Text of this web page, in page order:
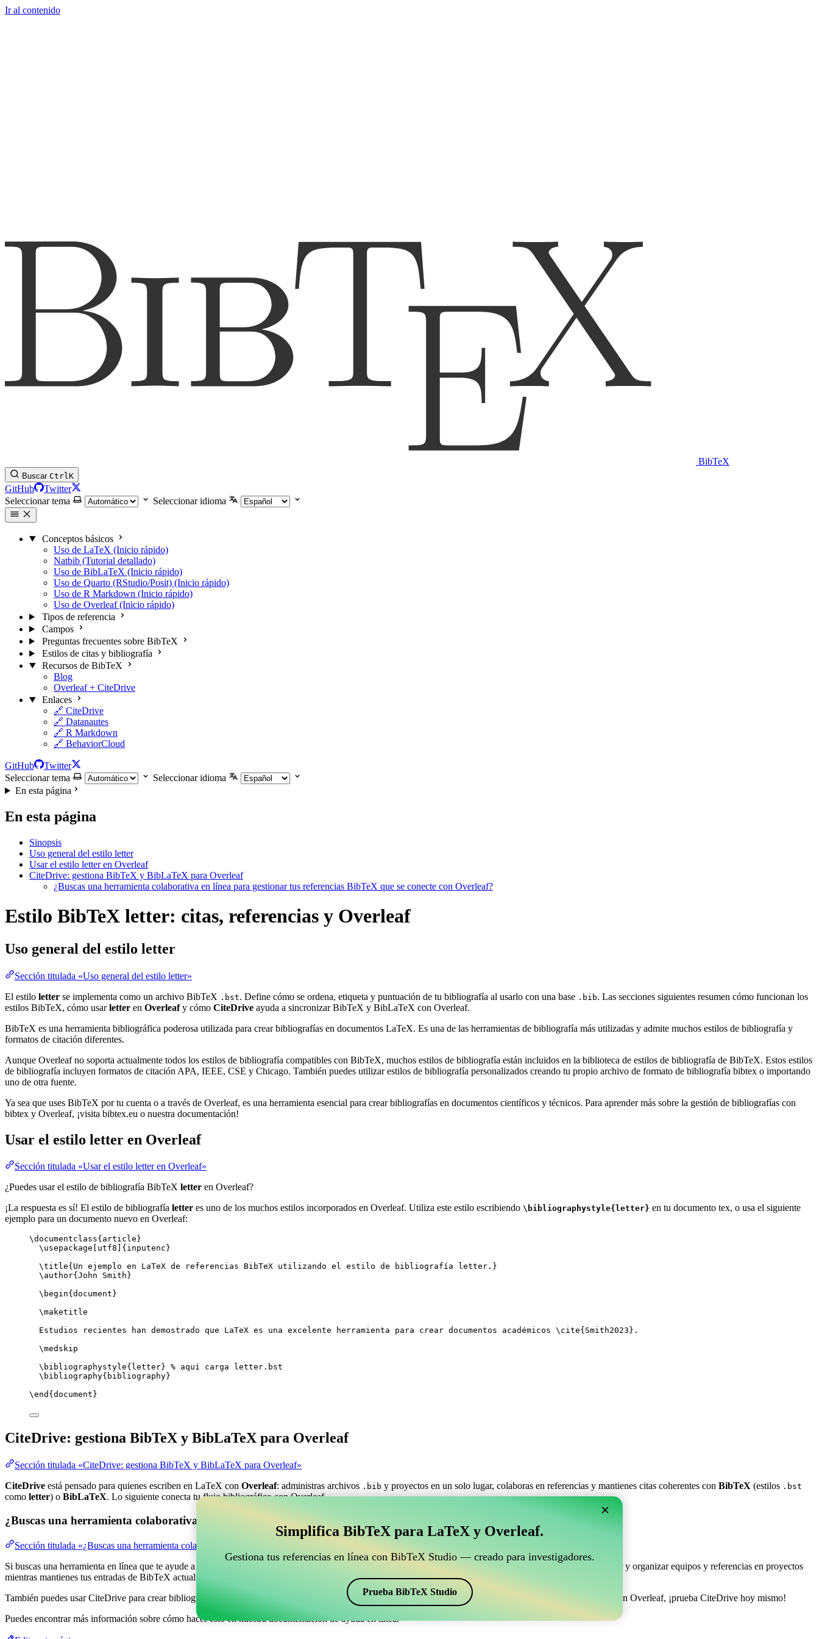
Ir al contenido
BibTeX
Buscar CtrlK
GitHub
Twitter
Seleccionar tema
Seleccionar idioma
Conceptos básicos
Uso de LaTeX (Inicio rápido)
Natbib (Tutorial detallado)
Uso de BibLaTeX (Inicio rápido)
Uso de Quarto (RStudio/Posit) (Inicio rápido)
Uso de R Markdown (Inicio rápido)
Uso de Overleaf (Inicio rápido)
Tipos de referencia
Campos
Preguntas frecuentes sobre BibTeX
Estilos de citas y bibliografía
Recursos de BibTeX
Blog
Overleaf + CiteDrive
Enlaces
🔗 CiteDrive
🔗 Datanautes
🔗 R Markdown
🔗 BehaviorCloud
GitHub
Twitter
Seleccionar tema
Seleccionar idioma
En esta página
En esta página
Sinopsis
Uso general del estilo letter
Usar el estilo letter en Overleaf
CiteDrive: gestiona BibTeX y BibLaTeX para Overleaf
¿Buscas una herramienta colaborativa en línea para gestionar tus referencias BibTeX que se conecte con Overleaf?
Estilo BibTeX letter: citas, referencias y Overleaf
Uso general del estilo letter
Sección titulada «Uso general del estilo letter»
El estilo letter se implementa como un archivo BibTeX .bst. Define cómo se ordena, etiqueta y puntuación de tu bibliografía al usarlo con una base .bib. Las secciones siguientes resumen cómo funcionan los
estilos BibTeX, cómo usarletter en Overleafy cómo CiteDrive ayuda a sincronizar BibTeX y BibLaTeX con Overleaf.
BibTeX es una herramienta bibliográfica poderosa utilizada para crear bibliografías en documentos LaTeX. Es una de las herramientas de bibliografía más utilizadas y admite muchos estilos de bibliografía y
formatos de citación diferentes.
Aunque Overleaf no soporta actualmente todos los estilos de bibliografía compatibles con BibTeX, muchos estilos de bibliografía están incluidos en la biblioteca de estilos de bibliografía de BibTeX. Estos estilos
de bibliografía incluyen formatos de citación APA, IEEE, CSE y Chicago. También puedes utilizar estilos de bibliografía personalizados creando tu propio archivo de formato de bibliografía bibtex o importando
uno de otra fuente.
Ya sea que uses BibTeX por tu cuenta o a través de Overleaf, es una herramienta esencial para crear bibliografías en documentos científicos y técnicos. Para aprender más sobre la gestión de bibliografías con
bibtex y Overleaf, ¡visita bibtex.eu o nuestra documentación!
Usar el estilo letter en Overleaf
Sección titulada «Usar el estilo letter en Overleaf»
¿Puedes usar el estilo de bibliografía BibTeX letter en Overleaf?
¡La respuesta es sí! El estilo de bibliografía letter es uno de los muchos estilos incorporados en Overleaf. Utiliza este estilo escribiendo \bibliographystyle{letter} en tu documento tex, o usa el siguiente
ejemplo para un documento nuevo en Overleaf:
\documentclass{ article }
\usepackage
utf8 ]{ inputenc }
\title{Un ejemplo en LaTeX de referencias BibTeX utilizando el estilo de bibliografía letter.}
\author{John Smith}
\begin{ document }
\maketitle
Estudios recientes han demostrado que LaTeX es una excelente herramienta para crear documentos académicos \cite{ Smith2023 }.
\medskip
\bibliographystyle{letter} % aquí carga letter.bst
\bibliography{bibliography}
\end { document }
CiteDrive: gestiona BibTeX y BibLaTeX para Overleaf
Sección titulada «CiteDrive: gestiona BibTeX y BibLaTeX para Overleaf»
CiteDrive está pensado para quienes escriben en LaTeX con Overleaf: administras archivos .bib y proyectos en un solo lugar, colaboras en referencias y mantienes citas coherentes con BibTeX (estilos .bst
como letter) o BibLaTeX. Lo siguiente conecta tu flujo bibliográfico con Overleaf.
¿Buscas una herramienta colaborativa en línea para gestionar tus referencias BibTeX que se conecte con Overleaf?
Sección titulada «¿Buscas una herramienta colaborativa en línea para gestionar tus referencias BibTeX que se conecte con Overleaf?»
Si buscas una herramienta en línea que te ayude a gestionar tus referencias, citas y bibliografía en Overleaf, ¡CiteDrive puede ser perfecta! Te permite coleccionar y organizar equipos y referencias en proyectos
mientras mantienes tus entradas de BibTeX actualizadas en tu proyecto de Overleaf.
También puedes usar CiteDrive para crear bibliografías y citas en varios estilos, incluyendo letter. Así que si buscas una manera fácil de gestionar tu bibliografía en Overleaf, ¡prueba CiteDrive hoy mismo!
Puedes encontrar más información sobre cómo hacer esto en nuestra documentación de ayuda en línea.
×
Simplifica BibTeX para LaTeX y Overleaf.
Gestiona tus referencias en línea con BibTeX Studio — creado para investigadores.
Prueba BibTeX Studio